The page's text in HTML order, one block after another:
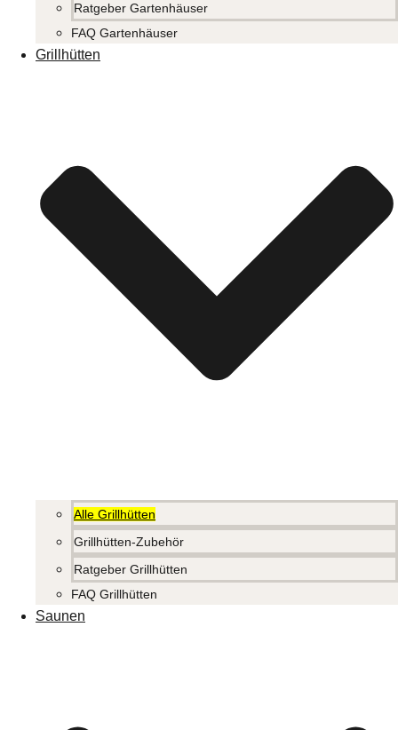
Ratgeber Gartenhäuser
FAQ Gartenhäuser
Grillhütten
Alle Grillhütten
Grillhütten-Zubehör
Ratgeber Grillhütten
FAQ Grillhütten
Saunen